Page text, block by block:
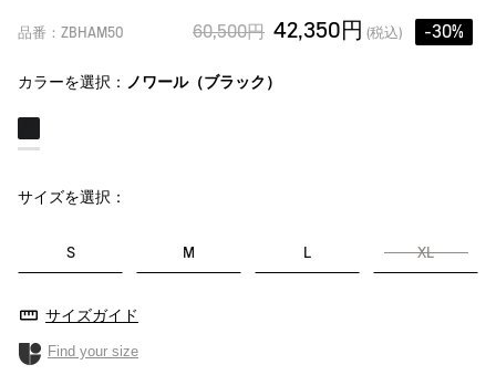
品番：ZBHAM50 60,500円 42,350円 (税込) -30%
カラーを選択： ノワール（ブラック）
サイズを選択：
S M L XL
サイズガイド
Find your size